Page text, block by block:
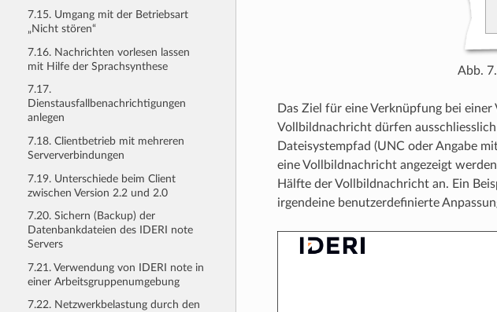
7.15. Umgang mit der Betriebsart
„Nicht stören“
7.16. Nachrichten vorlesen lassen
mit Hilfe der Sprachsynthese
7.17.
Dienstausfallbenachrichtigungen
anlegen
7.18. Clientbetrieb mit mehreren
Serververbindungen
7.19. Unterschiede beim Client
zwischen Version 2.2 und 2.0
7.20. Sichern (Backup) der
Datenbankdateien des IDERI note
Servers
7.21. Verwendung von IDERI note in
einer Arbeitsgruppenumgebung
7.22. Netzwerkbelastung durch den
Abb.
Das Ziel für eine Verknüpfung bei
Vollbildnachricht dürfen
Dateisystempfad (UNC oder Angabe
eine Vollbildnachricht angezeigt
Hälfte der Vollbildnachricht an. Ein
irgendeine benutzerdefinierte